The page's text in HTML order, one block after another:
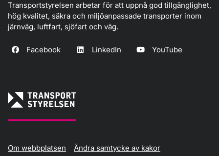
Transportstyrelsen arbetar för att uppnå god tillgänglighet,
hög kvalitet, säkra och miljöanpassade transporter inom
järnväg, luftfart, sjöfart och väg.
Facebook LinkedIn YouTube
Om webbplatsen Ändra samtycke av kakor